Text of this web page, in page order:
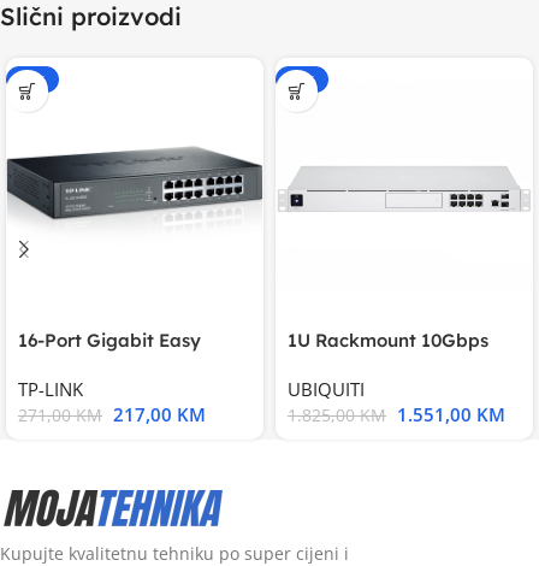
Slični proizvodi
-20%
16-Port Gigabit Easy
TP-LINK
271,00KM 217,00 KM
-15%
1U Rackmount 10Gbps
UBIQUITI
1.825,00KM 1.551,00 KM
Kupujte kvalitetnu tehniku po super cijeni i